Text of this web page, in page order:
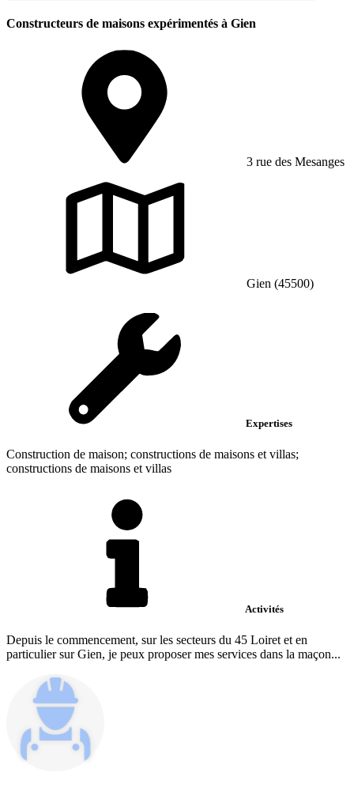
Constructeurs de maisons expérimentés à Gien
3 rue des Mesanges
Gien (45500)
Expertises
Construction de maison; constructions de maisons et villas;
constructions de maisons et villas
Activités
Depuis le commencement, sur les secteurs du 45 Loiret et en
particulier sur Gien, je peux proposer mes services dans la maçon...